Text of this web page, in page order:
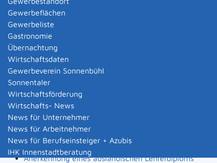
Gewerbeflächen
Gewerbeliste
Gastronomie
Übernachtung
Wirtschaftsdaten
Gewerbeverein Sonnenbühl
Sonnentaler
Wirtschaftsförderung
Wirtschafts- News
News für Unternehmer
News für Arbeitnehmer
News für Berufseinsteiger + Azubis
IHK Innenstadtberatung
Änderung des Wohnsitzes innerhalb derselben
Stadt oder Gemeinde melden
Änderung nach Beantragung oder bei Bezug von
Bürgergeld mitteilen
Änderung persönlicher Daten der Hochschule
mitteilen
Änderungen an die Krankenkasse melden
Anerkennung als gemeinnützige Stiftung
beantragen
Anerkennung als Pharmaberater beantragen
Anerkennung als Prüf-, Zertifizierung- oder
Überwachungsstelle (PÜZ-Stelle) nach
Landesbauordnung
Anerkennung eines ausländischen Lehrerdiploms